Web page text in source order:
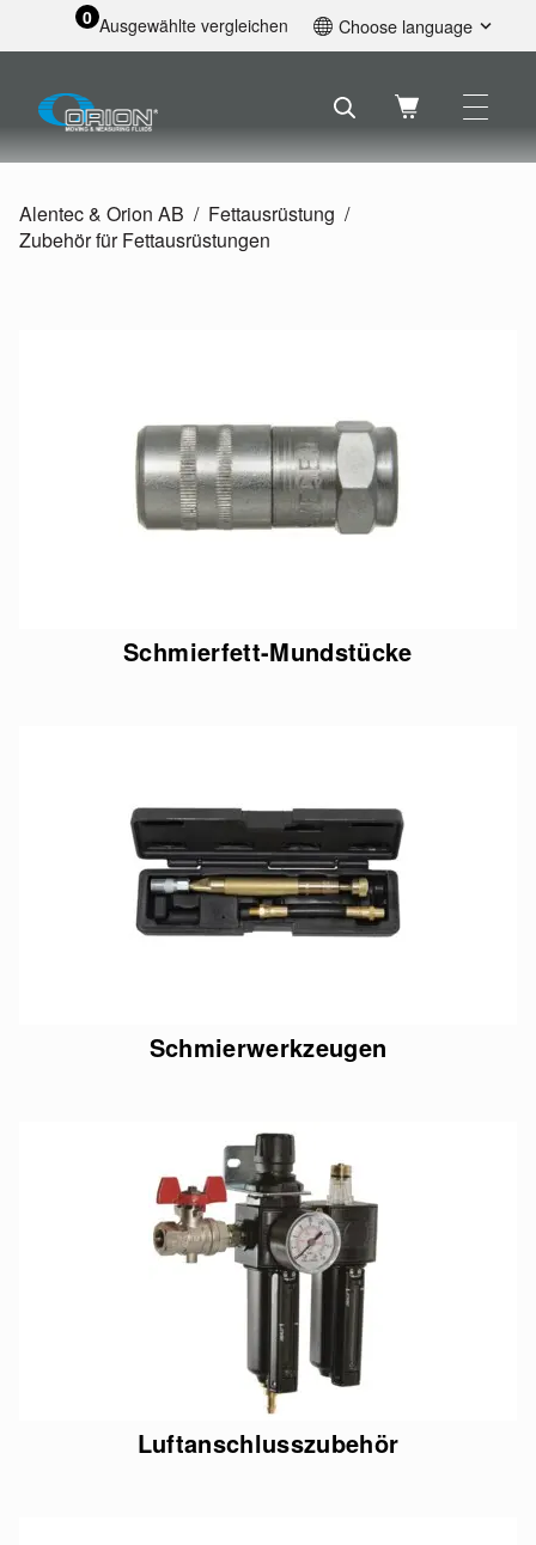
0 Ausgewählte vergleichen Choose language
Svenska
Nederlands
Deutsch
Alentec & Orion AB
Fettausrüstung
Zubehör für Fettausrüstungen
Schmierfett-Mundstücke
Schmierwerkzeugen
Luftanschlusszubehör